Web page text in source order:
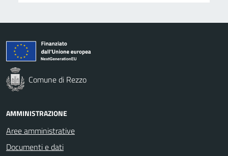
Comune di Rezzo
AMMINISTRAZIONE
Aree amministrative
Documenti e dati